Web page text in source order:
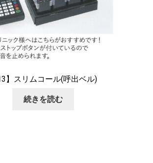
】スリムコール(呼出ベル)
続きを読む